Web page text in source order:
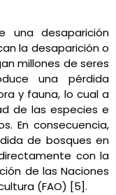
una desaparición
la desaparición o
millones de seres
una pérdida
y fauna, lo cual a
de las especies e
En consecuencia,
de bosques en
con la
de las Naciones
(FAO) [5].